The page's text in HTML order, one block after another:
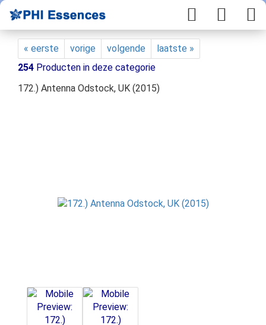
« eerste vorige volgende
laatste »
254 Producten in deze categorie
172.) Antenna Odstock, UK (2015)